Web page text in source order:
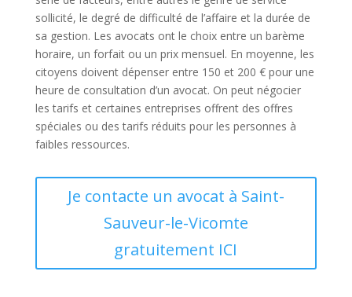
sollicité, le degré de difficulté de l’affaire et la durée de
sa gestion. Les avocats ont le choix entre un barème
horaire, un forfait ou un prix mensuel. En moyenne, les
citoyens doivent dépenser entre 150 et 200 € pour une
heure de consultation d’un avocat. On peut négocier
les tarifs et certaines entreprises offrent des offres
spéciales ou des tarifs réduits pour les personnes à
faibles ressources.
Je contacte un avocat à Saint-
Sauveur-le-Vicomte
gratuitement ICI